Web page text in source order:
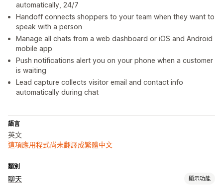
automatically, 24/7
Handoff connects shoppers to your team when they want to
speak with a person
Manage all chats from a web dashboard or iOS and Android
mobile app
Push notifications alert you on your phone when a customer
is waiting
Lead capture collects visitor email and contact info
automatically during chat
語言
英文
這項應用程式尚未翻譯成繁體中文
類別
聊天 顯示功能